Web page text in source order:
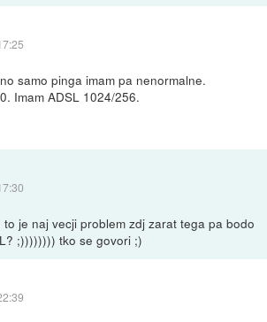
samo pinga imam pa nenormalne.
Imam ADSL 1024/256.
je naj vecji problem zdj zarat tega pa bodo
;)))))))) tko se govori ;)